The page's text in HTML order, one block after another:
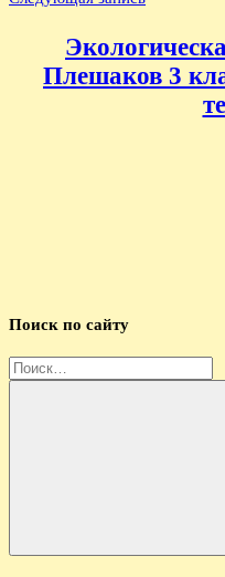
Плешаков 3
Поиск по сайту
Найти:
Поиск